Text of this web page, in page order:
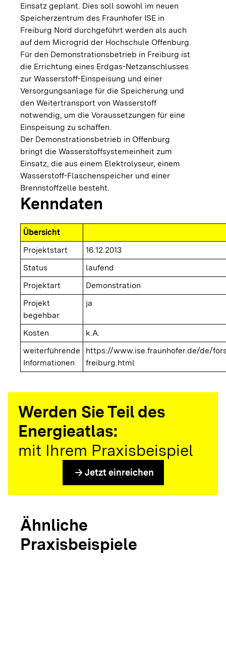
Einsatz geplant. Dies soll sowohl im neuen
Speicherzentrum des Fraunhofer ISE in
Freiburg Nord durchgeführt werden als auch
auf dem Microgrid der Hochschule Offenburg.
Für den Demonstrationsbetrieb in Freiburg ist
die Errichtung eines Erdgas-Netzanschlusses
zur Wasserstoff-Einspeisung und einer
Versorgungsanlage für die Speicherung und
den Weitertransport von Wasserstoff
notwendig, um die Voraussetzungen für eine
Einspeisung zu schaffen.
Der Demonstrationsbetrieb in Offenburg
bringt die Wasserstoffsystemeinheit zum
Einsatz, die aus einem Elektrolyseur, einem
Wasserstoff-Flaschenspeicher und einer
Brennstoffzelle besteht.
Kenndaten
Übersicht
Projektstart
16.12.2013
Status
laufend
Projektart
Demonstration
Projekt
begehbar
ja
Kosten
k.A.
weiterführende
Informationen
https://www.ise.fraunhofer.de/de/
freiburg.html
Werden Sie Teil des
Energieatlas:
mit Ihrem Praxisbeispiel
arrow_forward Jetzt einreichen
Ähnliche
Praxisbeispiele